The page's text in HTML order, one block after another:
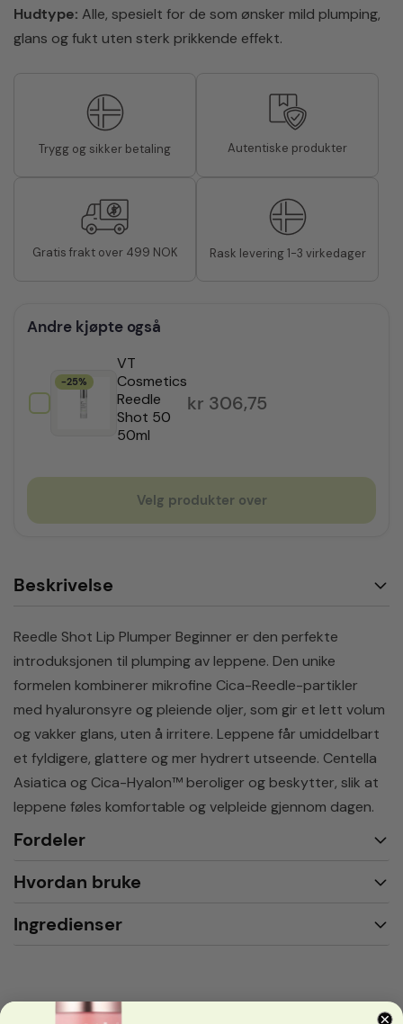
Hudtype: Alle, spesielt for de som ønsker mild plumping,
glans og fukt uten sterk prikkende effekt.
Trygg og sikker betaling Autentiske produkter
Gratis frakt over 499 NOK Rask levering 1-3 virkedager
Andre kjøpte også
-25%
VT
Cosmetics
Reedle
Shot 50
50ml
kr 306,75
Velg produkter over
Beskrivelse
Reedle Shot Lip Plumper Beginner er den perfekte
introduksjonen til plumping av leppene. Den unike
formelen kombinerer mikrofine Cica-Reedle-partikler
med hyaluronsyre og pleiende oljer, som gir et lett volum
og vakker glans, uten å irritere. Leppene får umiddelbart
et fyldigere, glattere og mer hydrert utseende. Centella
Asiatica og Cica-Hyalon™ beroliger og beskytter, slik at
leppene føles komfortable og velpleide gjennom dagen.
Fordeler
Hvordan bruke
Ingredienser